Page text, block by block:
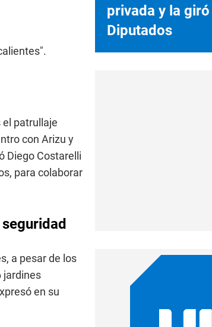
patrullaje
con Arizu y
Diego Costarelli
para colaborar
a pesar de los
jardines
en su
privada y la
Diputados